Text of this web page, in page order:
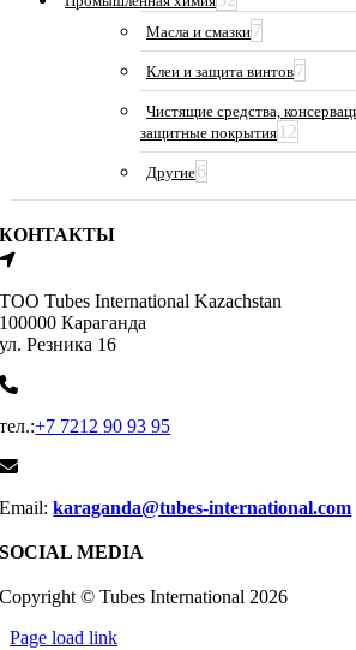
Масла и смазки7
Клеи и защита винтов7
Чистящие средства,
защитные покрытия 12
Другие6
КОНТАКТЫ
ТОО Tubes International Kazachstan
100000 Караганда
ул. Резника 16
тел.:+7 7212 90 93 95
Email:karaganda@tubes-international.com
SOCIAL MEDIA
Copyright © Tubes International 2026
Page load link